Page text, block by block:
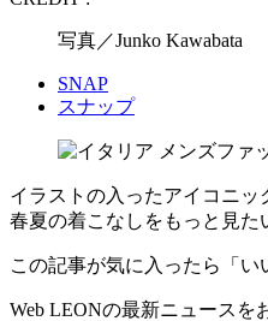
写真／Junko Kawabata
SNAP
スナップ
イラストの入ったアイコニ
春夏の着こなしをもっと見た
この記事が気に入ったら「い
Web LEONの最新ニュースを